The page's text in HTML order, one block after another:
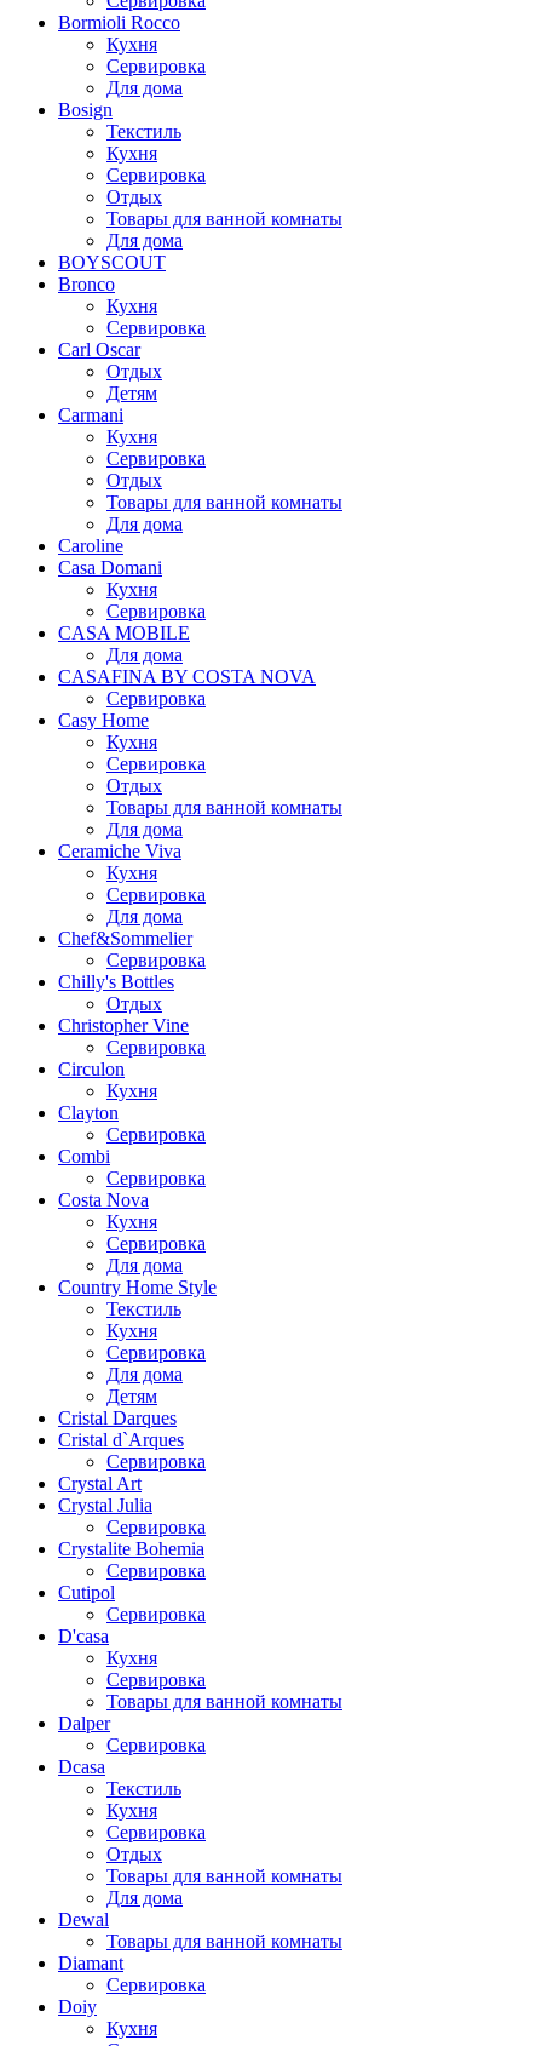
Bormioli Rocco
Кухня
Сервировка
Для дома
Bosign
Текстиль
Кухня
Сервировка
Отдых
Товары для ванной комнаты
Для дома
BOYSCOUT
Bronco
Кухня
Сервировка
Carl Oscar
Отдых
Детям
Carmani
Кухня
Сервировка
Отдых
Товары для ванной комнаты
Для дома
Caroline
Casa Domani
Кухня
Сервировка
CASA MOBILE
Для дома
CASAFINA BY COSTA NOVA
Сервировка
Casy Home
Кухня
Сервировка
Отдых
Товары для ванной комнаты
Для дома
Ceramiche Viva
Кухня
Сервировка
Для дома
Chef&Sommelier
Сервировка
Chilly's Bottles
Отдых
Christopher Vine
Сервировка
Circulon
Кухня
Clayton
Сервировка
Combi
Сервировка
Costa Nova
Кухня
Сервировка
Для дома
Country Home Style
Текстиль
Кухня
Сервировка
Для дома
Детям
Cristal Darques
Cristal d`Arques
Сервировка
Crystal Art
Crystal Julia
Сервировка
Crystalite Bohemia
Сервировка
Cutipol
Сервировка
D'casa
Кухня
Сервировка
Товары для ванной комнаты
Dalper
Сервировка
Dcasa
Текстиль
Кухня
Сервировка
Отдых
Товары для ванной комнаты
Для дома
Dewal
Товары для ванной комнаты
Diamant
Сервировка
Doiy
Кухня